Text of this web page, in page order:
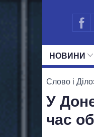
НОВИНИ
Слово і Діло
У
час